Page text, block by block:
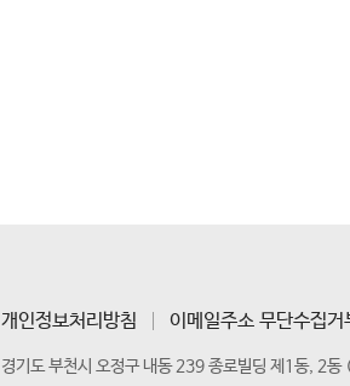
개인정보처리방침 이메일주소 무단수집거
경기도 부천시 오정구 내동 239 종로빌딩 제1동, 2